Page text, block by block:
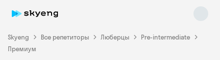
Skyeng Все репетиторы Люберцы
Pre-intermediate
Премиум